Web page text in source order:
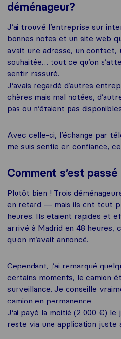
déménageur?
J’ai trouvé l’entreprise sur
bonnes notes et un site web
avait une adresse, un contact,
souhaitée… tout ce qu’on
sentir rassuré.
J’avais regardé d’autres
chères mais mal notées,
pas ou n’étaient pas
Avec celle-ci, l’échange par
me suis sentie en confiance, ce
Comment s’est
Plutôt bien ! Trois
en retard — mais ils ont tout
heures. Ils étaient rapides et
arrivé à Madrid en 48 heures,
qu’on m’avait annoncé.
Cependant, j’ai remarqué
certains moments, le camion
surveillance. Je conseille
camion en permanence.
J’ai payé la moitié (2 000 €)
reste via une application juste